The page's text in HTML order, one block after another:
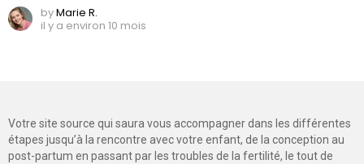
byMarie R.
il y a environ 10 mois
Votre site source qui saura vous accompagner dans les différentes
étapes jusqu’à la rencontre avec votre enfant, de la conception au
post-partum en passant par les troubles de la fertilité, le tout de